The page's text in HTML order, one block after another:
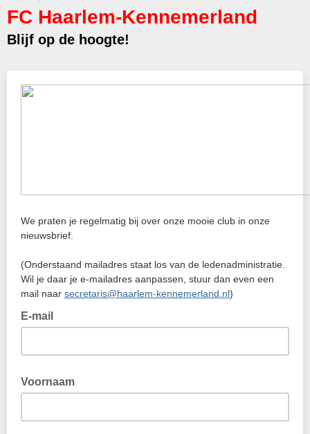
FC Haarlem-Kennemerland
Blijf op de hoogte!
We praten je regelmatig bij over onze mooie club in onze
nieuwsbrief.
(Onderstaand mailadres staat los van de ledenadministratie.
Wil je daar je e-mailadres aanpassen, stuur dan even een
mail naar secretaris@haarlem-kennemerland.nl)
E-mail
Voornaam